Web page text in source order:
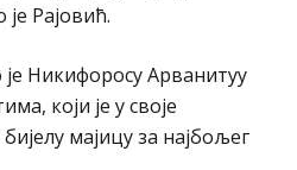
је Рајовић.
Никифоросу Арванитуу
који је у своје
мајицу за најбољег